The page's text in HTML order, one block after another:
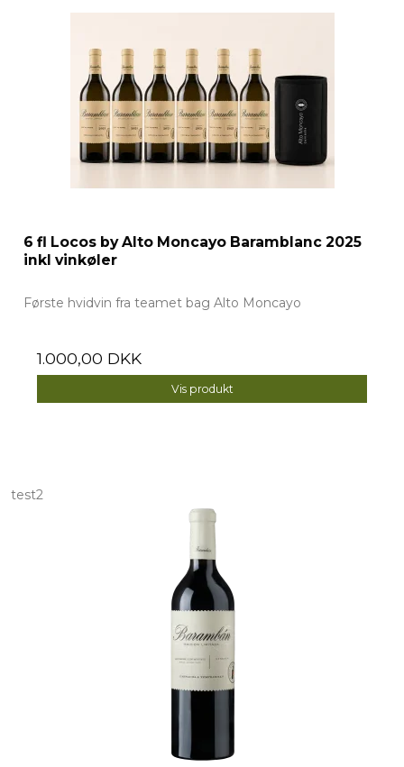
6 fl Locos by Alto Moncayo Baramblanc 2025
inkl vinkøler
Første hvidvin fra teamet bag Alto Moncayo
1.000,00 DKK
Vis produkt
test2